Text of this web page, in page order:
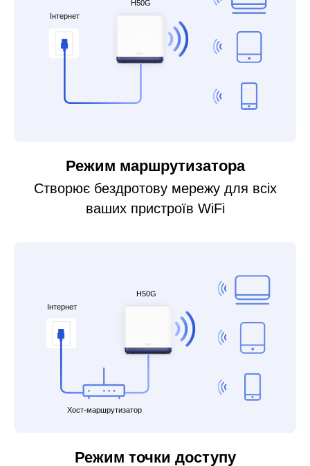
Інтернет
H50G
Режим маршрутизатора
Створює бездротову мережу для всіх
ваших пристроїв WiFi
Інтернет
H50G
Хост-маршрутизатор
Режим точки доступу